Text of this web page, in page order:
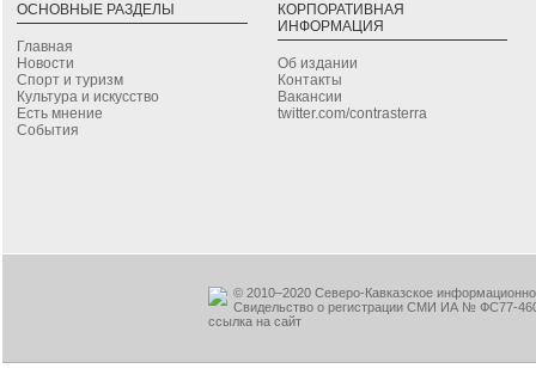
ОСНОВНЫЕ РАЗДЕЛЫ
Главная
Новости
Спорт и туризм
Культура и искусство
Есть мнение
События
КОРПОРАТИВНАЯ
ИНФОРМАЦИЯ
Об издании
Контакты
Вакансии
twitter.com/contrasterra
© 2010–2020 Северо-Кавказское
Свидельство о регистрации СМИ ИА № ФС77-
ссылка на сайт